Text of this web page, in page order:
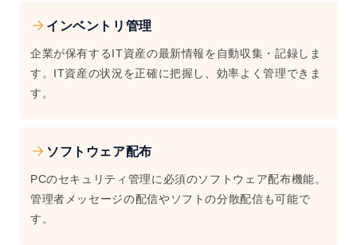
インベントリ管理
企業が保有するIT資産の最新情報を自動収集・記録しま
す。IT資産の状況を正確に把握し、効率よく管理できま
す。
ソフトウェア配布
PCのセキュリティ管理に必須のソフトウェア配布機能。
管理者メッセージの配信やソフトの分散配信も可能で
す。